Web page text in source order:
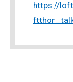
https://